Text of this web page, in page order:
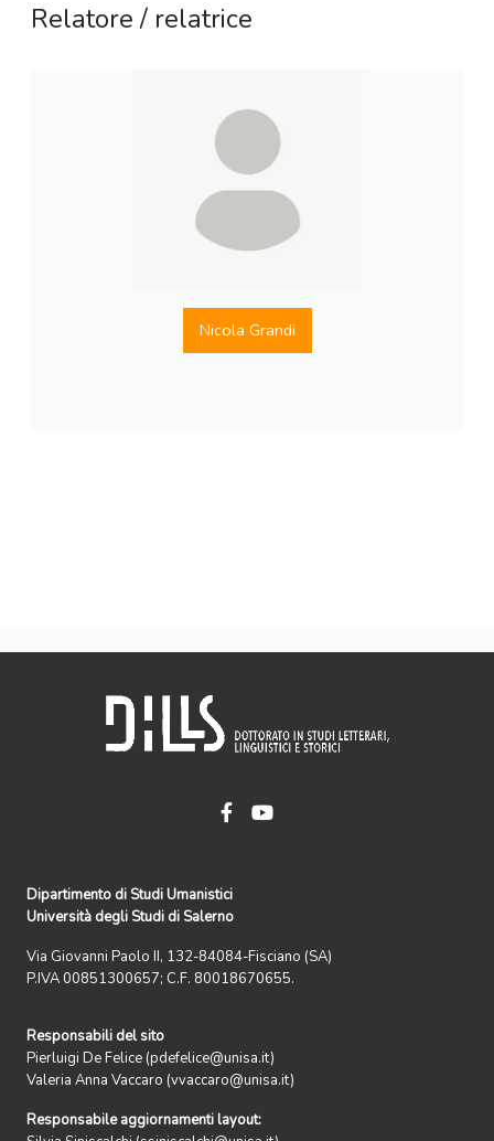
Relatore / relatrice
Nicola Grandi
Dipartimento di Studi Umanistici
Università degli Studi di Salerno
Via Giovanni Paolo II, 132-84084-Fisciano (SA)
P.IVA 00851300657; C.F. 80018670655.
Responsabili del sito
Pierluigi De Felice (pdefelice@unisa.it)
Valeria Anna Vaccaro (vvaccaro@unisa.it)
Responsabile aggiornamenti layout: